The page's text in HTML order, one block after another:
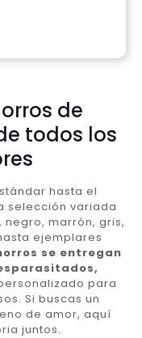
de
todos los
hasta el
selección variada
marrón, gris,
ejemplares
se entregan
para
Si buscas un
de amor, aquí
juntos.